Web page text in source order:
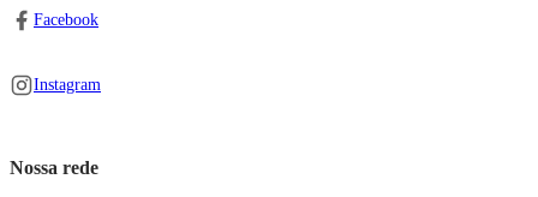
Facebook
Instagram
Nossa rede